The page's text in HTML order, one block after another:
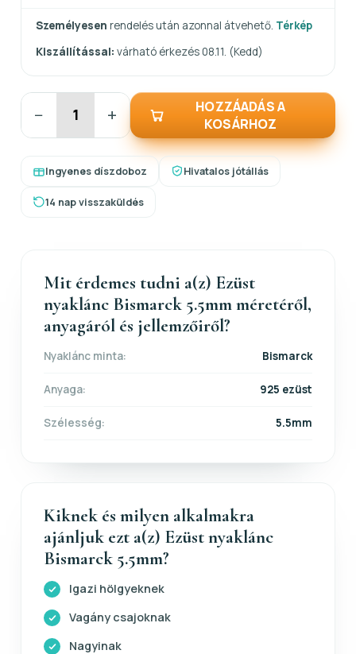
Személyesen rendelés után azonnal átvehető. Térkép
Kiszállítással: várható érkezés 08.11. (Kedd)
− +
HOZZÁADÁS A
KOSÁRHOZ
Ingyenes díszdoboz Hivatalos jótállás
14 nap visszaküldés
Mit érdemes tudni a(z) Ezüst
nyaklánc Bismarck 5.5mm méretéről,
anyagáról és jellemzőiről?
Nyaklánc minta: Bismarck
Anyaga: 925 ezüst
Szélesség: 5.5mm
Kiknek és milyen alkalmakra
ajánljuk ezt a(z) Ezüst nyaklánc
Bismarck 5.5mm?
Igazi hölgyeknek
Vagány csajoknak
Nagyinak